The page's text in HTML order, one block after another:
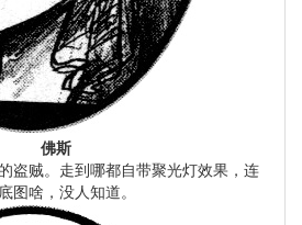
佛斯
盗贼。走到哪都自带聚光灯效果，连
图啥，没人知道。